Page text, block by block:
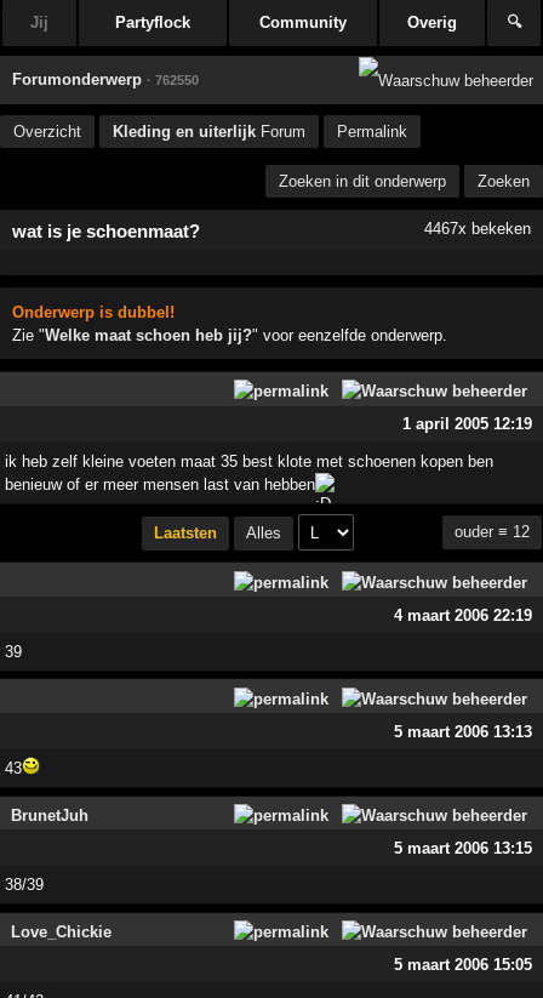
Jij Partyflock Community Overig 🔍
Forumonderwerp · 762550
Overzicht Kleding en uiterlijk Forum Permalink
Zoeken in dit onderwerp Zoeken
wat is je schoenmaat? 4467x bekeken
Onderwerp is dubbel!
Zie "Welke maat schoen heb jij?" voor eenzelfde onderwerp.
1 april 2005 12:19
ik heb zelf kleine voeten maat 35 best klote met schoenen kopen ben
benieuw of er meer mensen last van hebben
Laatsten Alles ouder ≡ 12
4 maart 2006 22:19
39
5 maart 2006 13:13
43
BrunetJuh
5 maart 2006 13:15
38/39
Love_Chickie
5 maart 2006 15:05